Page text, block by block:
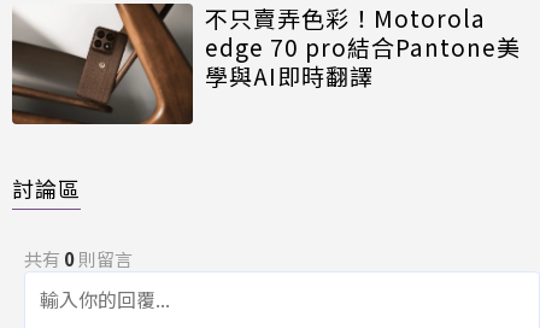
不只賣弄色彩！Motorola
edge 70 pro結合Pantone美
學與AI即時翻譯
討論區
共有 0則留言